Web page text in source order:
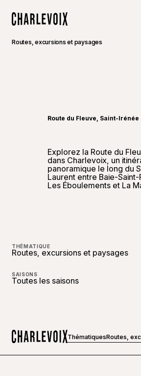
Routes, excursions et paysages
Explorez la Route du
dans Charlevoix, un
panoramique le long du
Laurent entre Baie-Saint-
Les Éboulements et La
Route du Fleuve, Saint-Irénée
THÉMATIQUE
Routes, excursions et paysages
SAISONS
Toutes les saisons
ThématiquesRoutes,